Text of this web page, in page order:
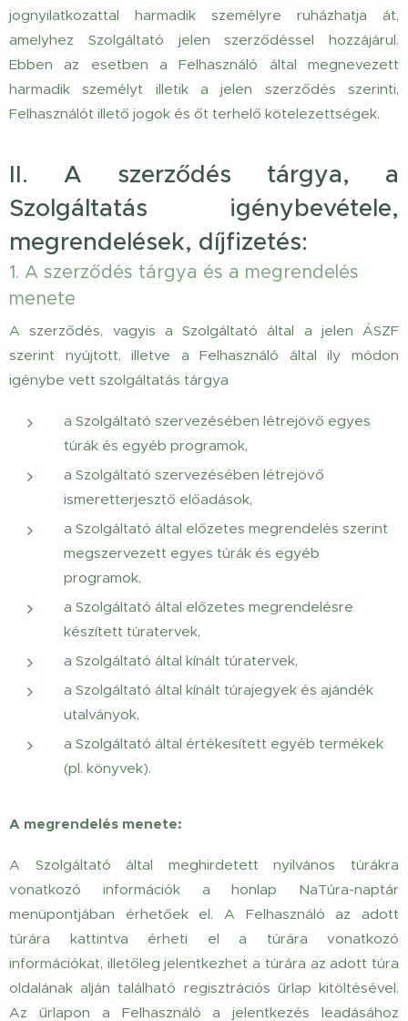
jognyilatkozattal harmadik személyre ruházhatja át,
amelyhez Szolgáltató jelen szerződéssel hozzájárul.
Ebben az esetben a Felhasználó által megnevezett
harmadik személyt illetik a jelen szerződés szerinti,
Felhasználót illető jogok és őt terhelő kötelezettségek.
II. A szerződés tárgya, a
Szolgáltatás igénybevétele,
megrendelések, díjfizetés:
1. A szerződés tárgya és a megrendelés
menete
A szerződés, vagyis a Szolgáltató által a jelen ÁSZF
szerint nyújtott, illetve a Felhasználó által ily módon
igénybe vett szolgáltatás tárgya
a Szolgáltató szervezésében létrejövő egyes
túrák és egyéb programok,
a Szolgáltató szervezésében létrejövő
ismeretterjesztő előadások,
a Szolgáltató által előzetes megrendelés szerint
megszervezett egyes túrák és egyéb
programok,
a Szolgáltató által előzetes megrendelésre
készített túratervek,
a Szolgáltató által kínált túratervek,
a Szolgáltató által kínált túrajegyek és ajándék
utalványok,
a Szolgáltató által értékesített egyéb termékek
(pl. könyvek).
A megrendelés menete:
A Szolgáltató által meghirdetett nyilvános túrákra
vonatkozó információk a honlap NaTúra-naptár
menüpontjában érhetőek el. A Felhasználó az adott
túrára kattintva érheti el a túrára vonatkozó
információkat, illetőleg jelentkezhet a túrára az adott túra
oldalának alján található regisztrációs űrlap kitöltésével.
Az űrlapon a Felhasználó a jelentkezés leadásához